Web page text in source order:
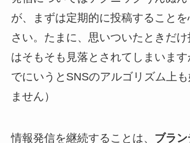
が、まずは定期的に投稿すること
さい。たまに、思いついたときだ
はそもそも見落とされてしまいま
でにいうとSNSのアルゴリズム上
ません）
情報発信を継続することは、 ブラ